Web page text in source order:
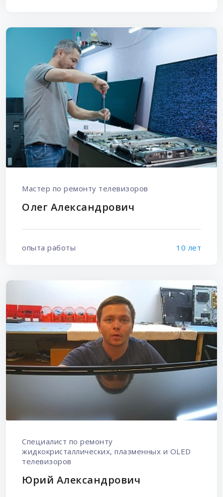
Мастер по ремонту телевизоров
Олег Александрович
опыта работы 10 лет
Специалист по ремонту
жидкокристаллических, плазменных и OLED
телевизоров
Юрий Александрович